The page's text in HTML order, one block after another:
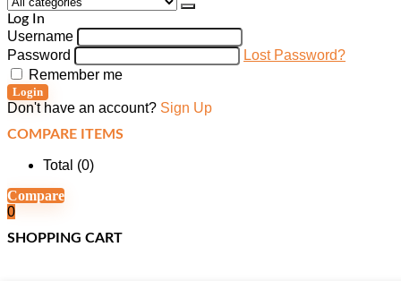
Log In
Username
Password
Lost Password?
Remember me
Login
Don't have an account? Sign Up
COMPARE ITEMS
Total (0)
Compare
0
SHOPPING CART